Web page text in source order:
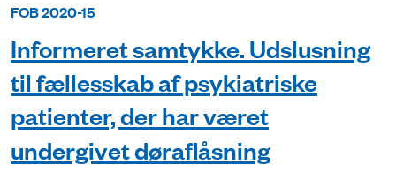
FOB 2020-15
Informeret samtykke. Udslusning
til fællesskab af psykiatriske
patienter, der har været
undergivet døraflåsning